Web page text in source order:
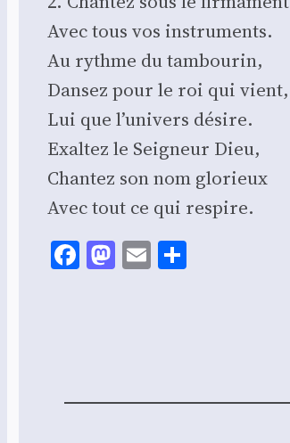
Avec tous vos ins­tru­ments.
Au rythme du tam­bou­rin,
Dan­sez pour le roi qui vient,
Lui que l’univers désire.
Exal­tez le Sei­gneur Dieu,
Chan­tez son nom glo­rieux
Avec tout ce qui res­pire.
Facebook
Mastodon
Email